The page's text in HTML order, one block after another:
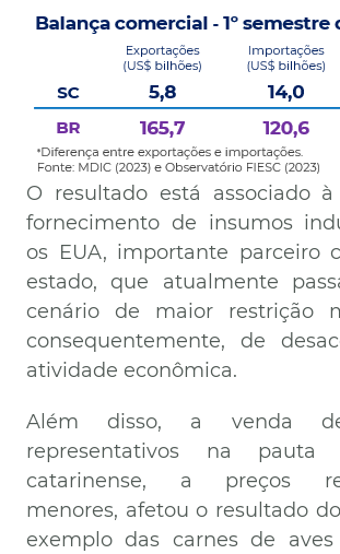
O resultado está associado
fornecimento de insumos
os EUA, importante parceiro
estado, que atualmente
cenário de maior restrição
consequentemente, de
atividade econômica.
Além disso, a venda
representativos na pauta
catarinense, a preços
menores, afetou o resultado
exemplo das carnes de